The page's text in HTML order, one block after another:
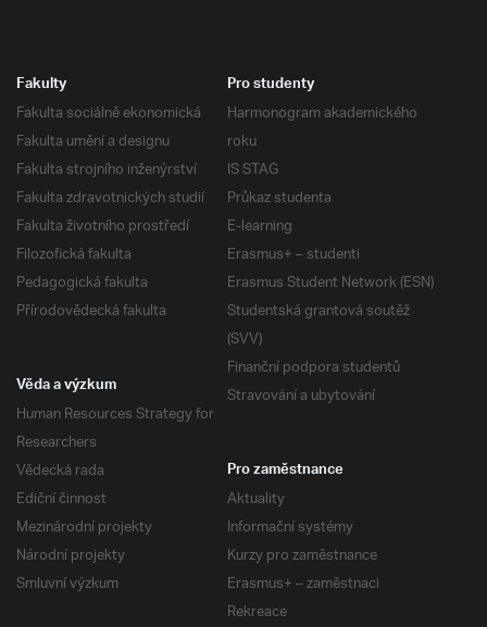
Fakulty
Fakulta sociálně ekonomická
Fakulta umění a designu
Fakulta strojního inženýrství
Fakulta zdravotnických studií
Fakulta životního prostředí
Filozofická fakulta
Pedagogická fakulta
Přírodovědecká fakulta
Pro studenty
Harmonogram akademického
roku
IS STAG
Průkaz studenta
E-learning
Erasmus+ – studenti
Erasmus Student Network (ESN)
Studentská grantová soutěž
(SVV)
Finanční podpora studentů
Stravování a ubytování
Věda a výzkum
Human Resources Strategy for
Researchers
Vědecká rada
Ediční činnost
Mezinárodní projekty
Národní projekty
Smluvní výzkum
Pro zaměstnance
Aktuality
Informační systémy
Kurzy pro zaměstnance
Erasmus+ – zaměstnaci
Rekreace